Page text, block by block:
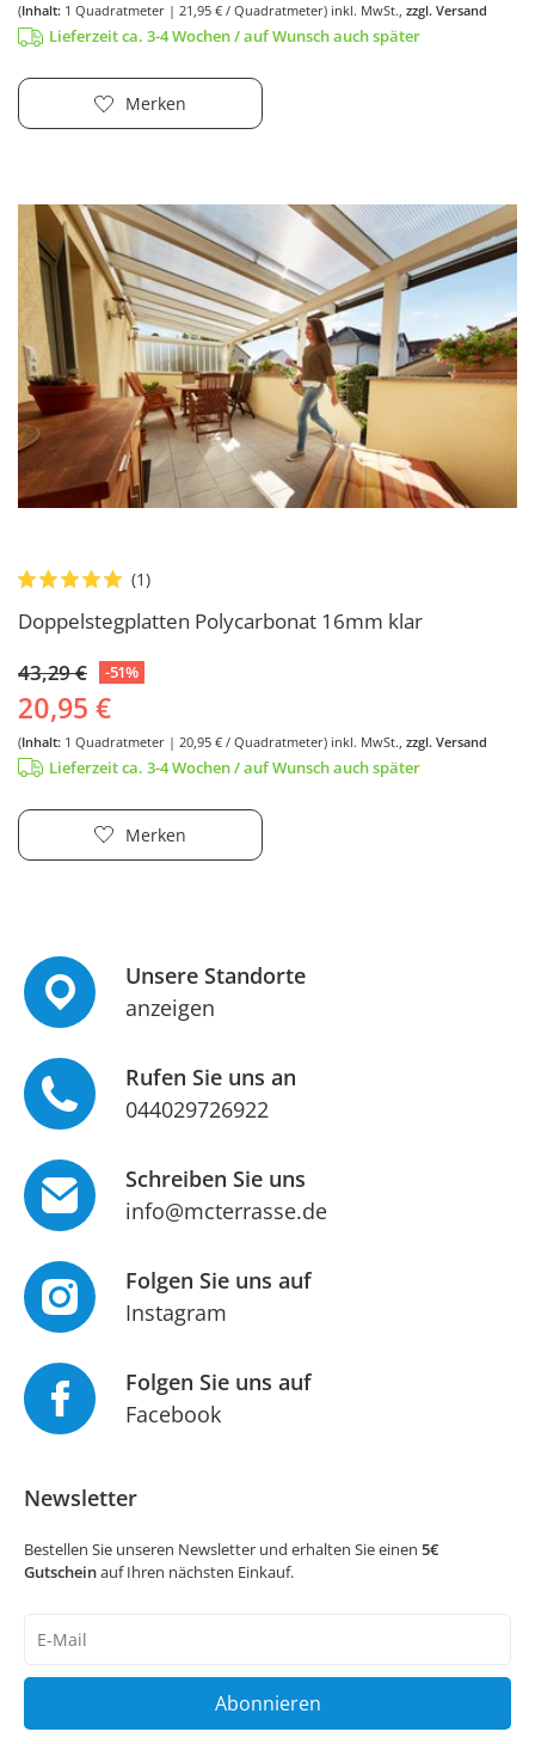
(Inhalt: 1 Quadratmeter | 21,95 € / Quadratmeter) inkl. MwSt., zzgl. Versand
Lieferzeit ca. 3-4 Wochen / auf Wunsch auch später
Merken
Doppelstegplatten Polycarbonat 16mm klar
43,29 €
-51%
20,95 €
(Inhalt: 1 Quadratmeter | 20,95 € / Quadratmeter) inkl. MwSt., zzgl. Versand
Lieferzeit ca. 3-4 Wochen / auf Wunsch auch später
Merken
Unsere Standorte
anzeigen
Rufen Sie uns an
044029726922
Schreiben Sie uns
info@mcterrasse.de
Folgen Sie uns auf
Instagram
Folgen Sie uns auf
Facebook
Newsletter
Bestellen Sie unseren Newsletter und erhalten Sie einen 5€
Gutscheinauf Ihren nächsten Einkauf.
Honig
Abonnieren